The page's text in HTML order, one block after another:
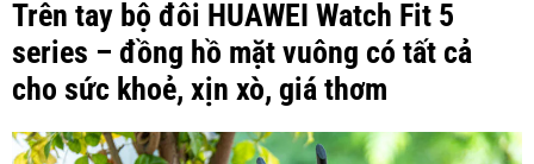
Trên tay bộ đôi HUAWEI Watch Fit 5
series – đồng hồ mặt vuông có tất cả
cho sức khoẻ, xịn xò, giá thơm